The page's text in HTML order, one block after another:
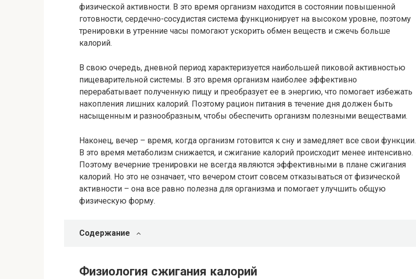
физической активности. В это время организм находится в состоянии повышенной
готовности, сердечно-сосудистая система функционирует на высоком уровне, поэтому
тренировки в утренние часы помогают ускорить обмен веществ и сжечь больше
калорий.
В свою очередь, дневной период характеризуется наибольшей пиковой активностью
пищеварительной системы. В это время организм наиболее эффективно
перерабатывает полученную пищу и преобразует ее в энергию, что помогает избежать
накопления лишних калорий. Поэтому рацион питания в течение дня должен быть
насыщенным и разнообразным, чтобы обеспечить организм полезными веществами.
Наконец, вечер – время, когда организм готовится к сну и замедляет все свои функции.
В это время метаболизм снижается, и сжигание калорий происходит менее интенсивно.
Поэтому вечерние тренировки не всегда являются эффективными в плане сжигания
калорий. Но это не означает, что вечером стоит совсем отказываться от физической
активности – она все равно полезна для организма и помогает улучшить общую
физическую форму.
Содержание
Физиология сжигания калорий